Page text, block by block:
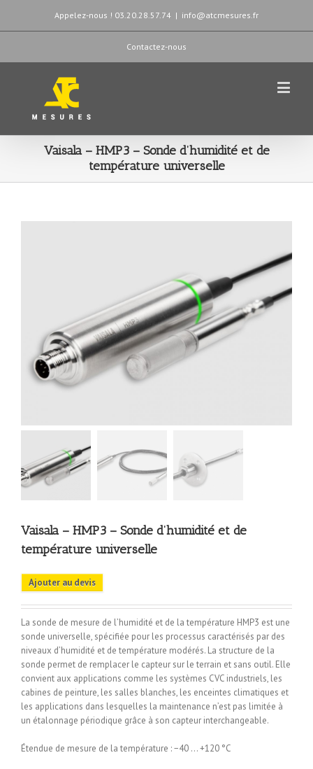
Appelez-nous ! 03.20.28.57.74 | info@atcmesures.fr
Contactez-nous
Vaisala – HMP3 – Sonde d’humidité et de
température universelle
Vaisala – HMP3 – Sonde d’humidité et de
température universelle
Ajouter au devis
La sonde de mesure de l’humidité et de la température HMP3 est une
sonde universelle, spécifiée pour les processus caractérisés par des
niveaux d’humidité et de température modérés. La structure de la
sonde permet de remplacer le capteur sur le terrain et sans outil. Elle
convient aux applications comme les systèmes CVC industriels, les
cabines de peinture, les salles blanches, les enceintes climatiques et
les applications dans lesquelles la maintenance n’est pas limitée à
un étalonnage périodique grâce à son capteur interchangeable.
Étendue de mesure de la température : −40 … +120 °C